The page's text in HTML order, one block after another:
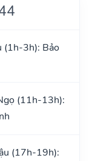
(1h-3h): Bảo
(11h-13h):
(17h-19h):